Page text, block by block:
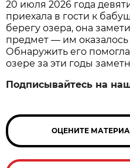
20 июля 2026 года
приехала в гости к
берегу озера, она
предмет — им
Обнаружить его
озере за эти годы
Подписывайтесь на
ОЦЕНИТЕ